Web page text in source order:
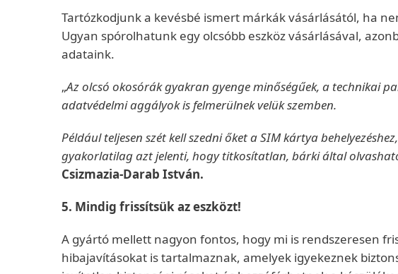
Tartózkodjunk a kevésbé ismert márkák vásárlásától, ha
Ugyan spórolhatunk egy olcsóbb eszköz vásárlásával,
adataink.
„Az olcsó okosórák gyakran gyenge minőségűek, a technikai
adatvédelmi aggályok is felmerülnek velük szemben.
Például teljesen szét kell szedni őket a SIM kártya
gyakorlatilag azt jelenti, hogy titkosítatlan, bárki által
Csizmazia-Darab István.
5. Mindig frissítsük az eszközt!
A gyártó mellett nagyon fontos, hogy mi is rendszeresen
hibajavításokat is tartalmaznak, amelyek igyekeznek